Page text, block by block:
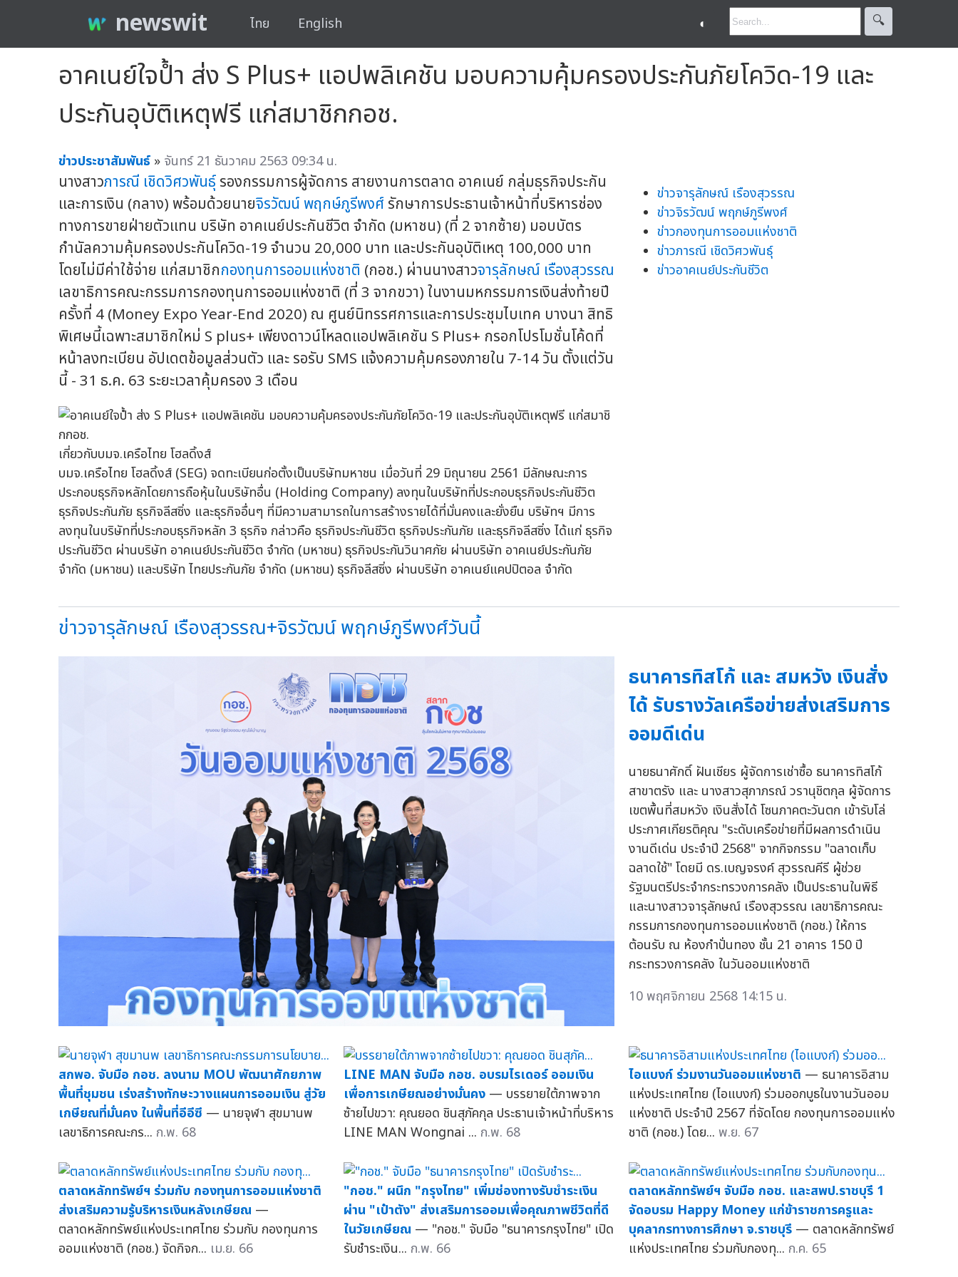
newswit ไทย English ◐ 🔍︎
อาคเนย์ใจป้ำ ส่ง S Plus+ แอปพลิเคชัน มอบความคุ้มครองประกันภัยโควิด-19 และ
ประกันอุบัติเหตุฟรี แก่สมาชิกกอช.
ข่าวประชาสัมพันธ์ » จันทร์ 21 ธันวาคม 2563 09:34 น.
นางสาวภารณี เชิดวิศวพันธุ์รองกรรมการผู้จัดการ สายงานการตลาด อาคเนย์ กลุ่มธุรกิจประกัน
และการเงิน (กลาง) พร้อมด้วยนายจิรวัฒน์ พฤกษ์ภูรีพงศ์ รักษาการประธานเจ้าหน้าที่บริหารช่อง
ทางการขายฝ่ายตัวแทน บริษัท อาคเนย์ประกันชีวิต จำกัด (มหาชน) (ที่ 2 จากซ้าย) มอบบัตร
กำนัลความคุ้มครองประกันโควิด-19 จำนวน 20,000 บาท และประกันอุบัติเหตุ 100,000 บาท
โดยไม่มีค่าใช้จ่าย แก่สมาชิกกองทุนการออมแห่งชาติ (กอช.) ผ่านนางสาวจารุลักษณ์ เรืองสุวรรณ
เลขาธิการคณะกรรมการกองทุนการออมแห่งชาติ (ที่ 3 จากขวา) ในงานมหกรรมการเงินส่งท้ายปี
ครั้งที่ 4 (Money Expo Year-End 2020) ณ ศูนย์นิทรรศการและการประชุมไบเทค บางนา สิทธิ
พิเศษนี้เฉพาะสมาชิกใหม่ S plus+ เพียงดาวน์โหลดแอปพลิเคชัน S Plus+ กรอกโปรโมชั่นโค้ดที่
หน้าลงทะเบียน อัปเดตข้อมูลส่วนตัว และ รอรับ SMS แจ้งความคุ้มครองภายใน 7-14 วัน ตั้งแต่วัน
นี้ - 31 ธ.ค. 63 ระยะเวลาคุ้มครอง 3 เดือน
เกี่ยวกับบมจ.เครือไทย โฮลดิ้งส์
บมจ.เครือไทย โฮลดิ้งส์ (SEG) จดทะเบียนก่อตั้งเป็นบริษัทมหาชน เมื่อวันที่ 29 มิถุนายน 2561 มีลักษณะการ
ประกอบธุรกิจหลักโดยการถือหุ้นในบริษัทอื่น (Holding Company) ลงทุนในบริษัทที่ประกอบธุรกิจประกันชีวิต
ธุรกิจประกันภัย ธุรกิจลีสซิ่ง และธุรกิจอื่นๆ ที่มีความสามารถในการสร้างรายได้ที่มั่นคงและยั่งยืน บริษัทฯ มีการ
ลงทุนในบริษัทที่ประกอบธุรกิจหลัก 3 ธุรกิจ กล่าวคือ ธุรกิจประกันชีวิต ธุรกิจประกันภัย และธุรกิจลีสซิ่ง ได้แก่ ธุรกิจ
ประกันชีวิต ผ่านบริษัท อาคเนย์ประกันชีวิต จำกัด (มหาชน) ธุรกิจประกันวินาศภัย ผ่านบริษัท อาคเนย์ประกันภัย
จำกัด (มหาชน) และบริษัท ไทยประกันภัย จำกัด (มหาชน) ธุรกิจลีสซิ่ง ผ่านบริษัท อาคเนย์แคปปิตอล จำกัด
ข่าวจารุลักษณ์ เรืองสุวรรณ
ข่าวจิรวัฒน์ พฤกษ์ภูรีพงศ์
ข่าวกองทุนการออมแห่งชาติ
ข่าวภารณี เชิดวิศวพันธุ์
ข่าวอาคเนย์ประกันชีวิต
ข่าวจารุลักษณ์ เรืองสุวรรณ+จิรวัฒน์ พฤกษ์ภูรีพงศ์วันนี้
ธนาคารทิสโก้ และ สมหวัง เงินสั่ง
ได้ รับรางวัลเครือข่ายส่งเสริมการ
ออมดีเด่น
นายธนาศักดิ์ ฝันเชียร ผู้จัดการเช่าซื้อ ธนาคารทิสโก้
สาขาตรัง และ นางสาวสุภาภรณ์ วรานุชิตกุล ผู้จัดการ
เขตพื้นที่สมหวัง เงินสั่งได้ โซนภาคตะวันตก เข้ารับโล่
ประกาศเกียรติคุณ "ระดับเครือข่ายที่มีผลการดำเนิน
งานดีเด่น ประจำปี 2568" จากกิจกรรม "ฉลาดเก็บ
ฉลาดใช้" โดยมี ดร.เบญจรงค์ สุวรรณคีรี ผู้ช่วย
รัฐมนตรีประจำกระทรวงการคลัง เป็นประธานในพิธี
และนางสาวจารุลักษณ์ เรืองสุวรรณ เลขาธิการคณะ
กรรมการกองทุนการออมแห่งชาติ (กอช.) ให้การ
ต้อนรับ ณ ห้องกำปั่นทอง ชั้น 21 อาคาร 150 ปี
กระทรวงการคลัง ในวันออมแห่งชาติ
10 พฤศจิกายน 2568 14:15 น.
สกพอ. จับมือ กอช. ลงนาม MOU พัฒนาศักยภาพ
พื้นที่ชุมชน เร่งสร้างทักษะวางแผนการออมเงิน สู่วัย
เกษียณที่มั่นคง ในพื้นที่อีอีซี — นายจุฬา สุขมานพ
เลขาธิการคณะกร... ก.พ. 68
LINE MAN จับมือ กอช. อบรมไรเดอร์ ออมเงิน
เพื่อการเกษียณอย่างมั่นคง — บรรยายใต้ภาพจาก
ซ้ายไปขวา: คุณยอด ชินสุภัคกุล ประธานเจ้าหน้าที่บริหาร
LINE MAN Wongnai ... ก.พ. 68
ไอแบงก์ ร่วมงานวันออมแห่งชาติ — ธนาคารอิสาม
แห่งประเทศไทย (ไอแบงก์) ร่วมออกบูธในงานวันออม
แห่งชาติ ประจำปี 2567 ที่จัดโดย กองทุนการออมแห่ง
ชาติ (กอช.) โดย... พ.ย. 67
ตลาดหลักทรัพย์ฯ ร่วมกับ กองทุนการออมแห่งชาติ
ส่งเสริมความรู้บริหารเงินหลังเกษียณ —
ตลาดหลักทรัพย์แห่งประเทศไทย ร่วมกับ กองทุนการ
ออมแห่งชาติ (กอช.) จัดกิจก... เม.ย. 66
"กอช." ผนึก "กรุงไทย" เพิ่มช่องทางรับชำระเงิน
ผ่าน "เป๋าตัง" ส่งเสริมการออมเพื่อคุณภาพชีวิตที่ดี
ในวัยเกษียณ — "กอช." จับมือ "ธนาคารกรุงไทย" เปิด
รับชำระเงิน... ก.พ. 66
ตลาดหลักทรัพย์ฯ จับมือ กอช. และสพป.ราชบุรี 1
จัดอบรม Happy Money แก่ข้าราชการครูและ
บุคลากรทางการศึกษา จ.ราชบุรี — ตลาดหลักทรัพย์
แห่งประเทศไทย ร่วมกับกองทุ... ก.ค. 65